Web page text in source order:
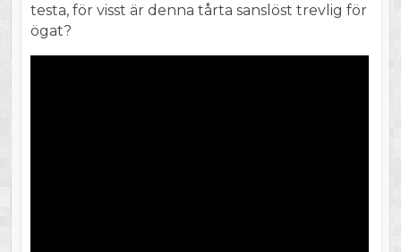
testa, för visst är denna tårta sanslöst trevlig för
ögat?